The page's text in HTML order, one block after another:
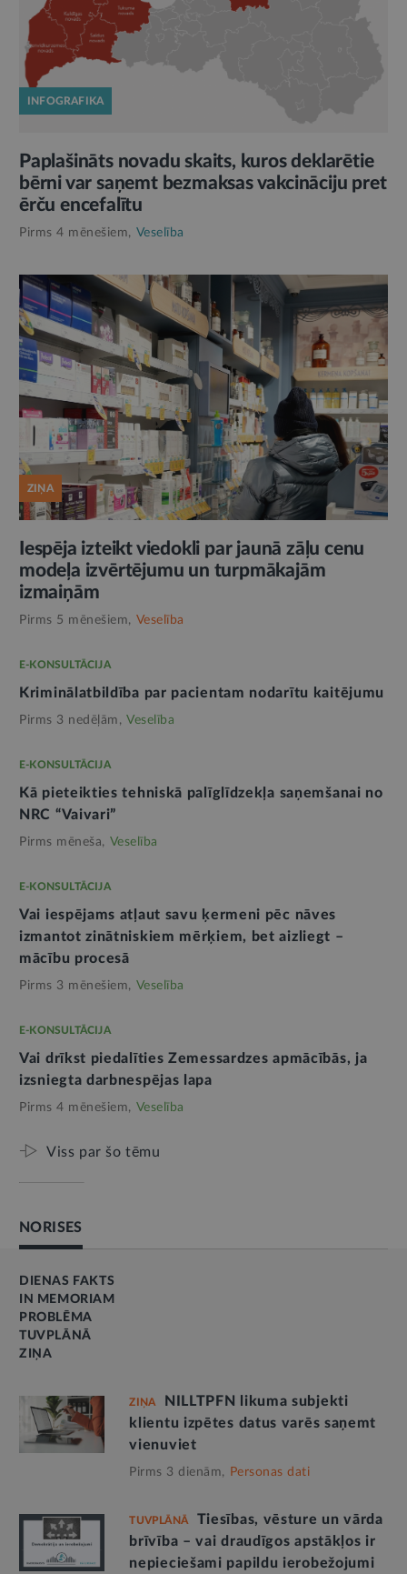
INFOGRAFIKA
Paplašināts novadu skaits, kuros deklarētie
bērni var saņemt bezmaksas vakcināciju pret
ērču encefalītu
Pirms 4 mēnešiem, Veselība
ZIŅA
Iespēja izteikt viedokli par jaunā zāļu cenu
modeļa izvērtējumu un turpmākajām
izmaiņām
Pirms 5 mēnešiem, Veselība
E-KONSULTĀCIJA
Kriminālatbildība par pacientam nodarītu kaitējumu
Pirms 3 nedēļām, Veselība
E-KONSULTĀCIJA
Kā pieteikties tehniskā palīglīdzekļa saņemšanai no
NRC “Vaivari”
Pirms mēneša, Veselība
E-KONSULTĀCIJA
Vai iespējams atļaut savu ķermeni pēc nāves
izmantot zinātniskiem mērķiem, bet aizliegt –
mācību procesā
Pirms 3 mēnešiem, Veselība
E-KONSULTĀCIJA
Vai drīkst piedalīties Zemessardzes apmācībās, ja
izsniegta darbnespējas lapa
Pirms 4 mēnešiem, Veselība
Viss par šo tēmu
NORISES
DIENAS FAKTS
IN MEMORIAM
PROBLĒMA
TUVPLĀNĀ
ZIŅA
ZIŅA
NILLTPFN likuma subjekti
klientu izpētes datus varēs saņemt
vienuviet
Pirms 3 dienām, Personas dati
TUVPLĀNĀ
Tiesības, vēsture un vārda
brīvība – vai draudīgos apstākļos ir
nepieciešami papildu ierobežojumi